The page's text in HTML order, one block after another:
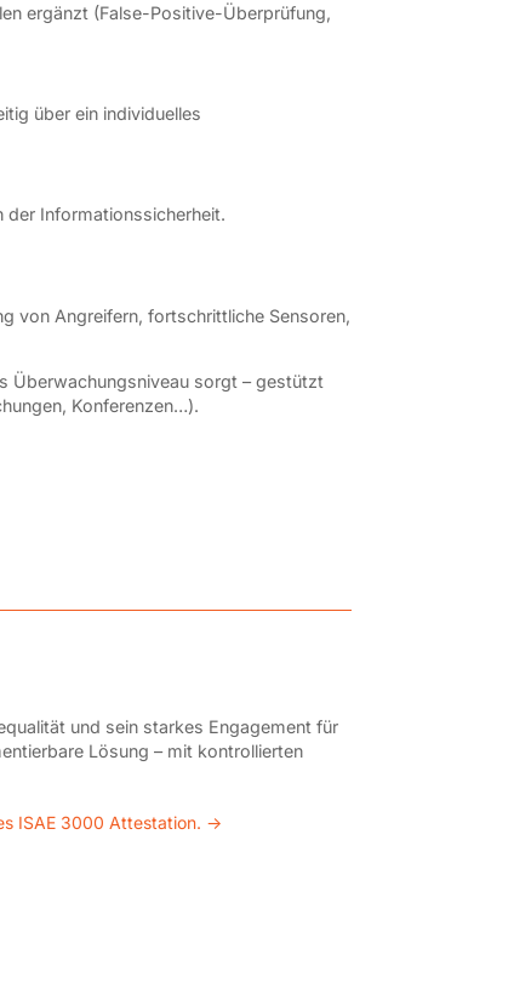
ergänzt (False-Positive-Überprüfung,
über ein individuelles
der Informationssicherheit.
von Angreifern, fortschrittliche Sensoren,
Überwachungsniveau sorgt – gestützt
Konferenzen…).
und sein starkes Engagement für
Lösung – mit kontrollierten
ISAE 3000 Attestation. →